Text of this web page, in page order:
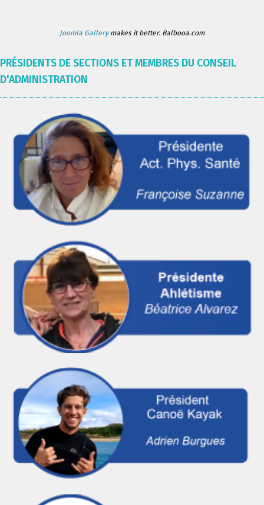
Joomla Gallerymakes it better. Balbooa.com
PRÉSIDENTS DE SECTIONS ET MEMBRES DU CONSEIL
D'ADMINISTRATION